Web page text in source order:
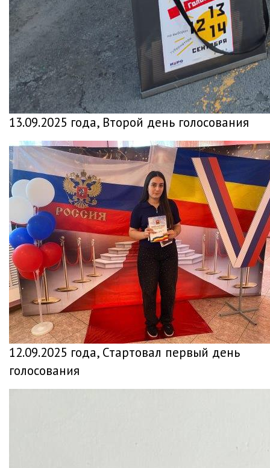
13.09.2025 года, Второй день голосования
12.09.2025 года, Стартовал первый день
голосования